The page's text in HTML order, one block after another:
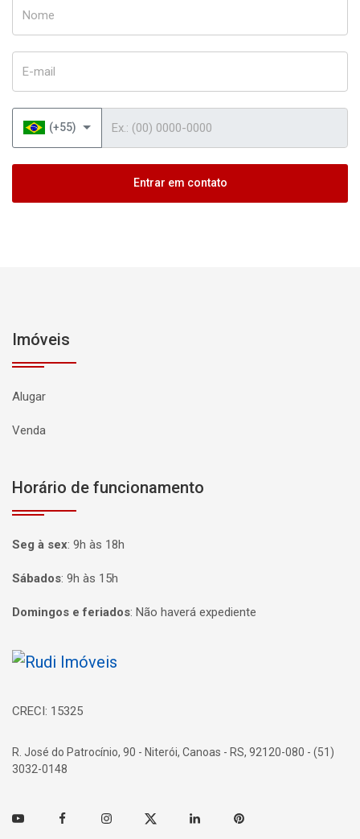
(+55)
Entrar em contato
Imóveis
Alugar
Venda
Horário de funcionamento
Seg à sex: 9h às 18h
Sábados: 9h às 15h
Domingos e feriados: Não haverá expediente
Página inicial
CRECI: 15325
R. José do Patrocínio, 90 - Niterói, Canoas - RS, 92120-080 - (51)
3032-0148
Youtube FacebookInstagramTwitter Linkedin Pinterest